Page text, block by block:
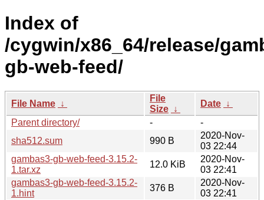
Index of
/cygwin/x86_64/release/
gb-web-feed/
File Name ↓
File
Size ↓
Date ↓
Parent directory/
-
-
sha512.sum
990 B
2020-Nov-
03 22:44
gambas3-gb-web-feed-3.15.2-
1.tar.xz
12.0 KiB
2020-Nov-
03 22:41
gambas3-gb-web-feed-3.15.2-
1.hint
376 B
2020-Nov-
03 22:41